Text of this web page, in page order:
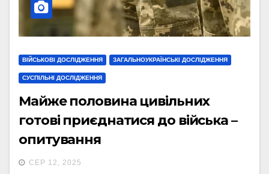
ВІЙСЬКОВІ ДОСЛІДЖЕННЯ ЗАГАЛЬНОУКРАЇНСЬКІ ДОСЛІДЖЕННЯ
СУСПІЛЬНІ ДОСЛІДЖЕННЯ
Майже половина цивільних
готові приєднатися до війська –
опитування
СЕР 12, 2025